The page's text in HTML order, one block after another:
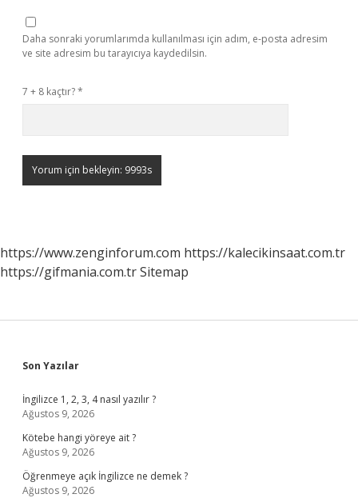
Daha sonraki yorumlarımda kullanılması için adım, e-posta adresim
ve site adresim bu tarayıcıya kaydedilsin.
7 + 8 kaçtır?*
https://www.zenginforum.com https://kalecikinsaat.com.tr
https://gifmania.com.trSitemap
Sidebar
Son Yazılar
İngilizce 1, 2, 3, 4 nasıl yazılır ?
Ağustos 9, 2026
Kötebe hangi yöreye ait ?
Ağustos 9, 2026
Öğrenmeye açık İngilizce ne demek ?
Ağustos 9, 2026